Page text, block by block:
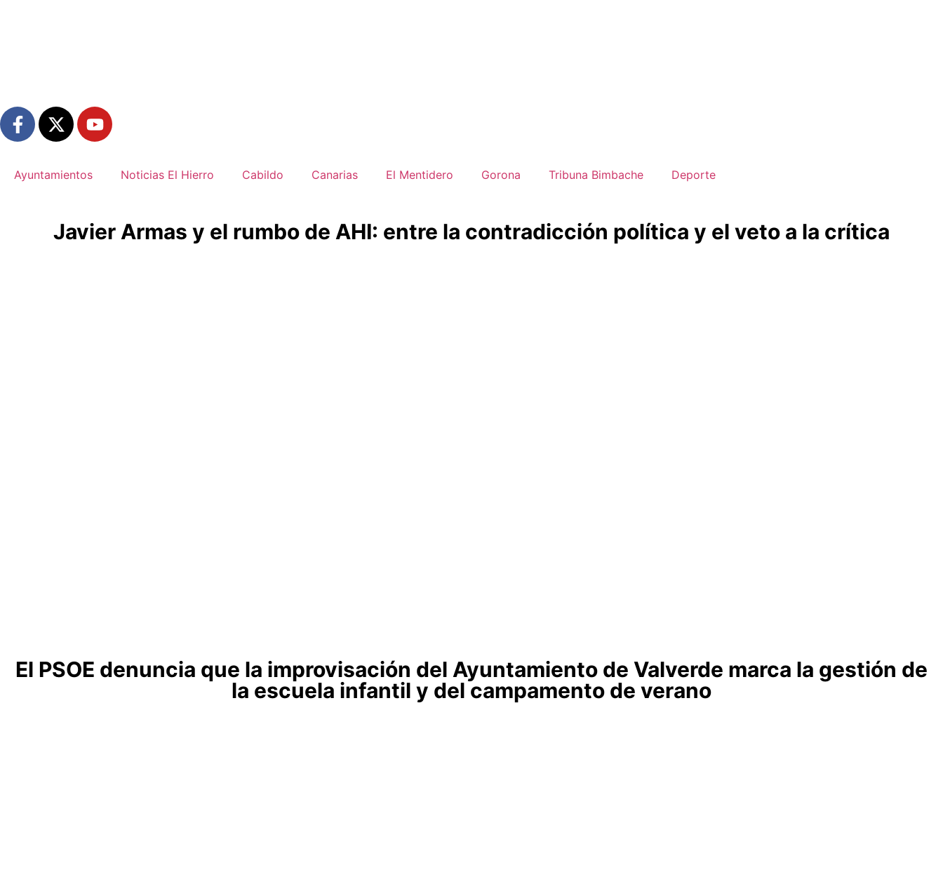
Ayuntamientos Noticias El Hierro Cabildo Canarias El Mentidero Gorona Tribuna Bimbache Deporte
Javier Armas y el rumbo de AHI: entre la contradicción política y el veto a la crítica
El PSOE denuncia que la improvisación del Ayuntamiento de Valverde marca la gestión de
la escuela infantil y del campamento de verano